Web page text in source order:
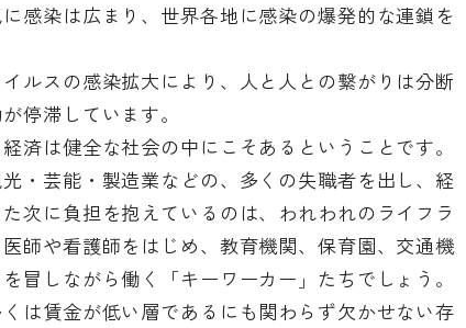
感染は広まり、世界各地に感染の爆発的な連鎖を
ルスの感染拡大により、人と人との繋がりは分断
停滞しています。
済は健全な社会の中にこそあるということです。
・芸能・製造業などの、多くの失職者を出し、経
次に負担を抱えているのは、われわれのライフラ
師や看護師をはじめ、教育機関、保育園、交通機
冒しながら働く「キーワーカー」たちでしょう。
は賃金が低い層であるにも関わらず欠かせない存